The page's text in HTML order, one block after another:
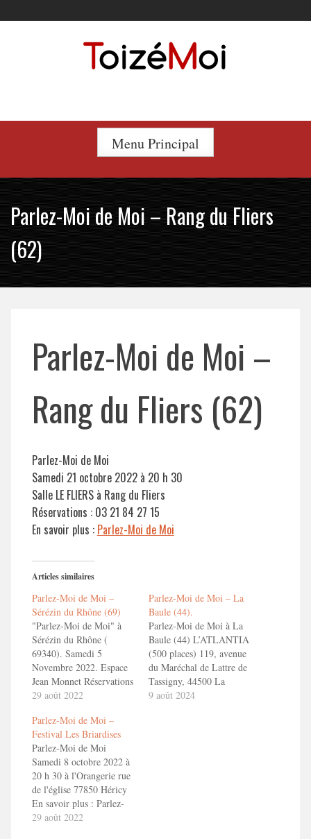
to
Menu Principal
Parlez-Moi de Moi – Rang du Fliers
(62)
Parlez-Moi de Moi –
Rang du Fliers (62)
Parlez-Moi de Moi
Samedi 21 octobre 2022 à 20 h 30
Salle LE FLIERS à Rang du Fliers
Réservations : 03 21 84 27 15
En savoir plus : Parlez-Moi de Moi
Articles similaires
Parlez-Moi de Moi –
Sérézin du Rhône (69)
"Parlez-Moi de Moi" à
Sérézin du Rhône (
69340). Samedi 5
Novembre 2022. Espace
Jean Monnet Réservations
: 06 42 66 09 58 ou 06 25
Parlez-Moi de Moi
29 août 2022
Parlez-Moi de Moi – La
Baule (44).
Parlez-Moi de Moi à La
Baule (44) L’ATLANTIA
(500 places) 119, avenue
du Maréchal de Lattre de
Tassigny, 44500 La
Baule-Escoublac En
9 août 2024
Parlez-Moi de Moi –
Festival Les Briardises
Parlez-Moi de Moi
Samedi 8 octobre 2022 à
20 h 30 à l'Orangerie rue
de l'église 77850 Héricy
En savoir plus : Parlez-
Moi de Moi Réservations
29 août 2022